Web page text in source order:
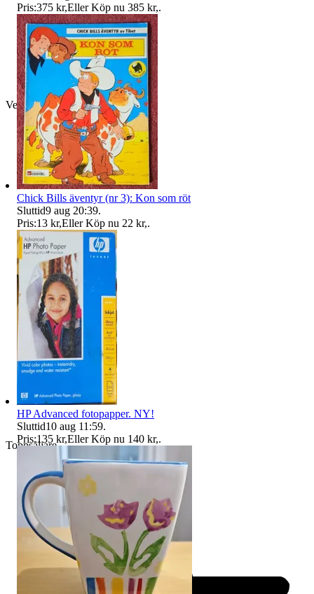
Verifierad
Toppsäljare
Pris:375 kr,Eller Köp nu 385 kr,.
Chick Bills äventyr (nr 3): Kon som röt
Sluttid9 aug 20:39.
Pris:13 kr,Eller Köp nu 22 kr,.
HP Advanced fotopapper. NY!
Sluttid10 aug 11:59.
Pris:135 kr,Eller Köp nu 140 kr,.